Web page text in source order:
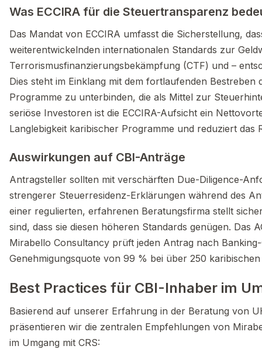
Was ECCIRA für die Steuertransparenz
Das Mandat von ECCIRA umfasst die Sicherstellung,
weiterentwickelnden internationalen Standards zur
Terrorismusfinanzierungsbekämpfung (CTF) und –
Dies steht im Einklang mit dem fortlaufenden Bestreben
Programme zu unterbinden, die als Mittel zur
seriöse Investoren ist die ECCIRA-Aufsicht ein
Langlebigkeit karibischer Programme und reduziert das
Auswirkungen auf CBI-Anträge
Antragsteller sollten mit verschärften Due-Diligence-
strengerer Steuerresidenz-Erklärungen während des
einer regulierten, erfahrenen Beratungsfirma stellt
sind, dass sie diesen höheren Standards genügen. Das
Mirabello Consultancy prüft jeden Antrag nach
Genehmigungsquote von 99 % bei über 250
Best Practices für CBI-Inhaber im
Basierend auf unserer Erfahrung in der Beratung von
präsentieren wir die zentralen Empfehlungen von
im Umgang mit CRS: